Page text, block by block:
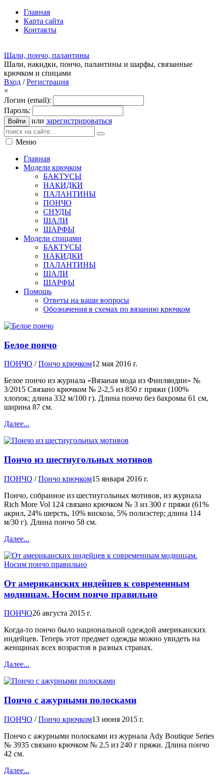
Главная
Карта сайта
Контакты
Шали, пончо, палантины
Шали, накидки, пончо, палантины и шарфы, связанные
крючком и спицами
Вход /Регистрация
×
Логин (email):
Пароль:
Войти или зарегистрироваться
Меню
Главная
Модели крючком
БАКТУСЫ
НАКИДКИ
ПАЛАНТИНЫ
ПОНЧО
СНУДЫ
ШАЛИ
ШАРФЫ
Модели спицами
БАКТУСЫ
НАКИДКИ
ПАЛАНТИНЫ
ШАЛИ
ШАРФЫ
Помощь
Ответы на ваши вопросы
Обозначения в схемах по вязанию крючком
Белое пончо
ПОНЧО /Пончо крючком12 мая 2016 г.
Белое пончо из журнала «Вязаная мода из Финляндии» №
3/2015 Связано крючком № 2-2,5 из 850 г пряжи (100%
хлопок; длина 332 м/100 г). Длина пончо без бахромы 61 см,
ширина 87 см.
Далее...
Пончо из шестиугольных мотивов
ПОНЧО /Пончо крючком15 января 2016 г.
Пончо, собранное из шестиугольных мотивов, из журнала
Rich More Vol 124 связано крючком № 3 из 300 г пряжи (61%
акрил, 24% шерсть, 10% вискоза, 5% полиэстер; длина 114
м/30 г). Длина пончо 58 см.
Далее...
От американских индейцев к современным
модницам. Носим пончо правильно
ПОНЧО26 августа 2015 г.
Когда-то пончо было национальной одеждой американских
индейцев. Теперь этот предмет одежды можно увидеть на
женщинах всех возрастов в разных странах.
Далее...
Пончо с ажурными полосками
ПОНЧО /Пончо крючком13 июня 2015 г.
Пончо с ажурными полосками из журнала Ady Boutique Series
№ 3935 связано крючком № 2,5 из 240 г пряжи. Длина пончо
42 см.
Далее...